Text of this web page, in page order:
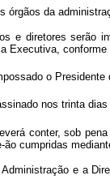
da
serão
Executiva, conforme
o
nos trinta
conter, sob
cumpridas
e a